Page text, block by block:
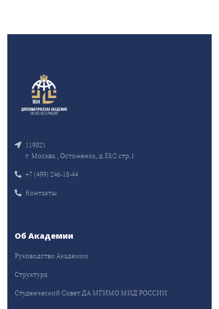
119021
г. Москва , Остоженка, д.53/2 стр.1
+7 (499) 246-18-44
Контакты
Об Академии
Руководство Академии
Структура
Студенческий Совет ДА МГИМО МИД РОССИИ